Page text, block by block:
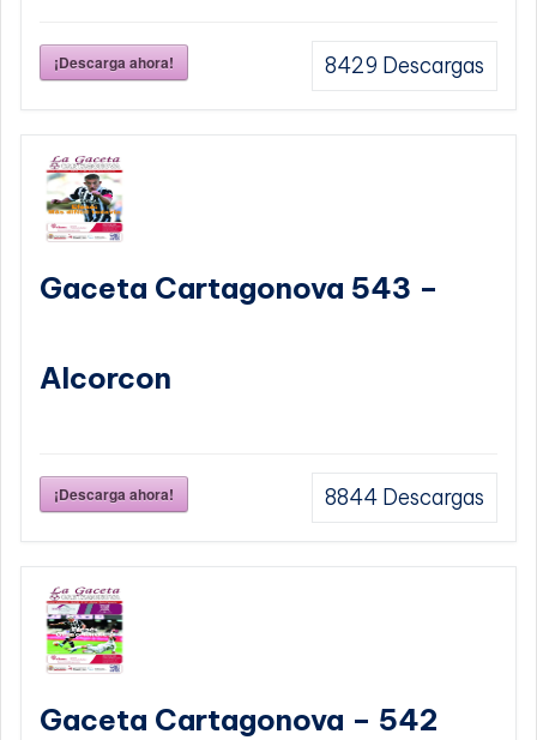
¡Descarga ahora! 8429 Descargas
Gaceta Cartagonova 543 –
Alcorcon
¡Descarga ahora! 8844 Descargas
Gaceta Cartagonova – 542